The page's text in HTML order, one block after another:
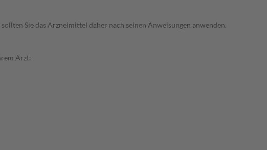
Sie das Arzneimittel daher nach seinen Anweisungen anwenden.
Arzt: